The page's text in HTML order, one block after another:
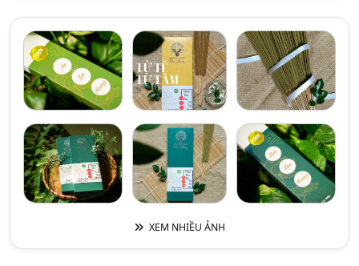
XEM NHIỀU ẢNH